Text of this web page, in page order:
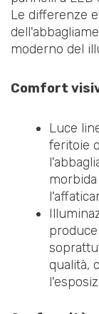
Le differenze
moderno del
Comfort
Luce
feritoie
qualità,